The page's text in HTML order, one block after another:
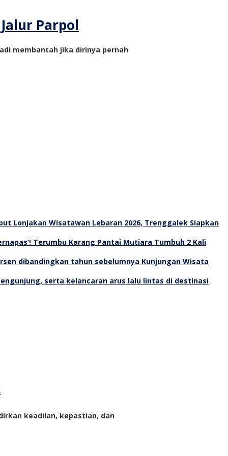
Parpol
membantah jika dirinya pernah
Lonjakan Wisatawan Lebaran 2026, Trenggalek Siapkan
Terumbu Karang Pantai Mutiara Tumbuh 2 Kali
Kunjungan Wisata
keadilan, kepastian, dan